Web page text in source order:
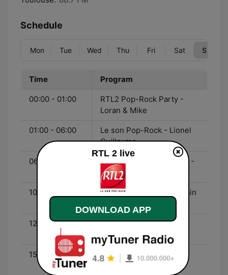
Schedule
Mon Tue Wed Thu Fri Sat Sun
Time Program
00:00 - 01:00
RTL2 Pop-Rock Party -
Loran & Mike
01:00 - 06:00
Le son Pop-Rock - Lionel
Guillaume
06:00 - 10:00
L'Expresso du Week-end -
Sylvain Alexis
10:00 - 12:00
Le Son Pop-Rock - Sylvain
12:00 - 18:00
Le son Pop-Rock - Yann
Fontaine
15:00 - 19:00
Le Son Pop-Rock - Yann
Fontaine
RTL 2 live
DOWNLOAD APP